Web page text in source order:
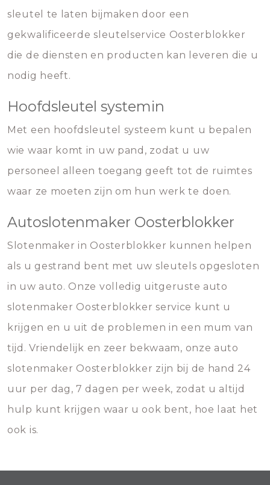
sleutel te laten bijmaken door een
gekwalificeerde sleutelservice Oosterblokker
die de diensten en producten kan leveren die u
nodig heeft.
Hoofdsleutel systemin
Met een hoofdsleutel systeem kunt u bepalen
wie waar komt in uw pand, zodat u uw
personeel alleen toegang geeft tot de ruimtes
waar ze moeten zijn om hun werk te doen.
Autoslotenmaker Oosterblokker
Slotenmaker in Oosterblokker kunnen helpen
als u gestrand bent met uw sleutels opgesloten
in uw auto. Onze volledig uitgeruste auto
slotenmaker Oosterblokker service kunt u
krijgen en u uit de problemen in een mum van
tijd. Vriendelijk en zeer bekwaam, onze auto
slotenmaker Oosterblokker zijn bij de hand 24
uur per dag, 7 dagen per week, zodat u altijd
hulp kunt krijgen waar u ook bent, hoe laat het
ook is.